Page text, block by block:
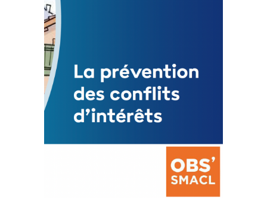
Mise à jour avril 2024
FEUILLETER